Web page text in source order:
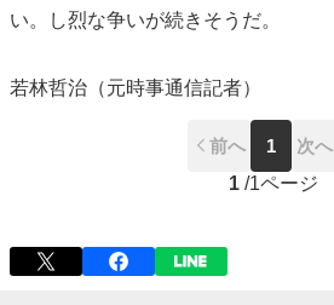
い。し烈な争いが続きそうだ。
若林哲治（元時事通信記者）
前へ 1
次へ
1 /1ページ